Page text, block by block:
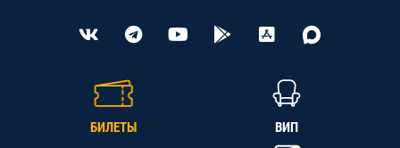
БИЛЕТЫ ВИП